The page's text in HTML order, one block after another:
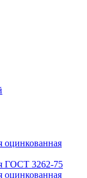
оцинкованная
ГОСТ 3262-75
оцинкованная